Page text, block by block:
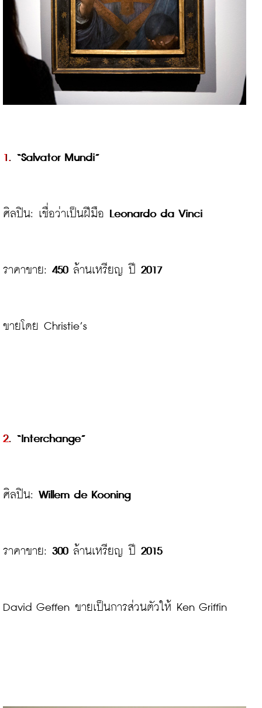
1. “Salvator Mundi”
ศิลปิน: เชื่อว่าเป็นฝีมือ Leonardo da Vinci
ราคาขาย: 450 ล้านเหรียญ ปี 2017
ขายโดย Christie’s
2. “Interchange”
ศิลปิน: Willem de Kooning
ราคาขาย: 300 ล้านเหรียญ ปี 2015
David Geffen ขายเป็นการส่วนตัวให้ Ken Griffin